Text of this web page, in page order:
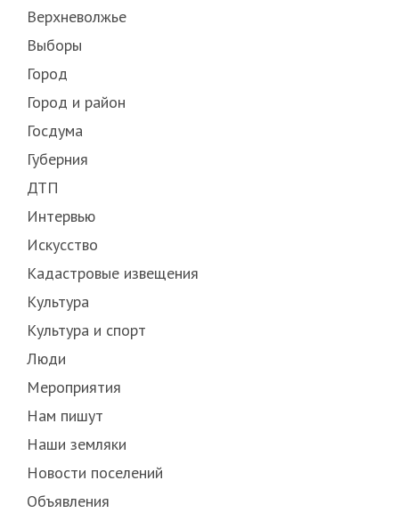
Верхневолжье
Выборы
Город
Город и район
Госдума
Губерния
ДТП
Интервью
Искусство
Кадастровые извещения
Культура
Культура и спорт
Люди
Мероприятия
Нам пишут
Наши земляки
Новости поселений
Объявления